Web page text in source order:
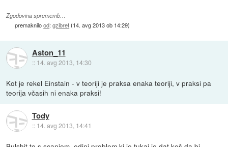
Zgodovina sprememb…
premaknilood:gzibret(14. avg 2013 ob 14:29)
Aston_11
:: 14. avg 2013, 14:30
Kot je rekel Einstain - v teoriji je praksa enaka teoriji, v praksi pa
teorija včasih ni enaka praksi!
Tody
:: 14. avg 2013, 14:41